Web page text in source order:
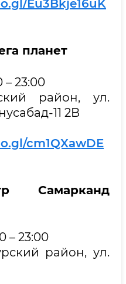
Eu3Bkje16uK
планет
23:00
район, ул.
11 2B
cm1QXawDE
Самарканд
– 23:00
район, ул.